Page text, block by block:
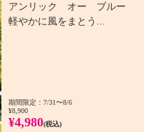
アンリック オー ブルー
軽やかに風をまとう...
期間限定：7/31〜8/6
¥8,900
¥4,980(税込)